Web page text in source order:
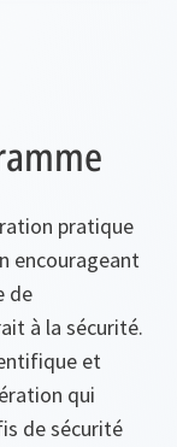
pratique
encourageant
de
à la sécurité.
et
qui
de sécurité